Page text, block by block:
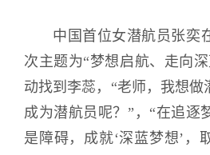
中国首位女潜航员张奕
次主题为“梦想启航、走向
动找到李蕊，“老师，我想做
成为潜航员呢？”，“在追逐
是障碍，成就‘深蓝梦想’，